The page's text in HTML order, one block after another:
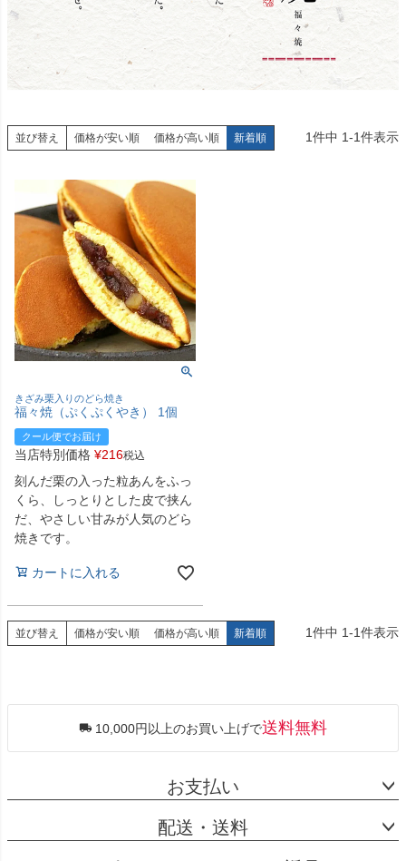
並び替え 価格が安い順 価格が高い順 新着順 1件中 1-1件表示
きざみ栗入りのどら焼き
福々焼（ぷくぷくやき） 1個
クール便でお届け
当店特別価格 ¥216税込
刻んだ栗の入った粒あんをふっ
くら、しっとりとした皮で挟ん
だ、やさしい甘みが人気のどら
焼きです。
カートに入れる
並び替え 価格が安い順 価格が高い順 新着順 1件中 1-1件表示
10,000円以上のお買い上げで送料無料
お支払い
配送・送料